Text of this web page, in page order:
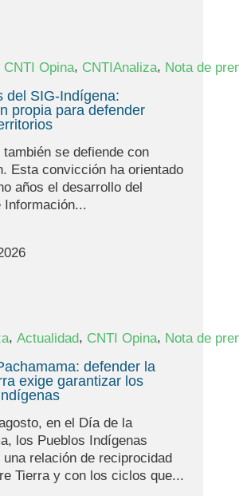
CNTI Opina, CNTIAnaliza, Nota de
del SIG-Indígena:
propia para defender
se defiende con
Esta convicción ha orientado
años el desarrollo del
Información...
, Actualidad, CNTI Opina, Nota de
defender la
exige garantizar los
en el Día de la
los Pueblos Indígenas
una relación de reciprocidad
Tierra y con los ciclos que...